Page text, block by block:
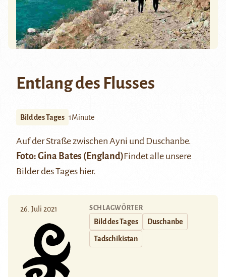
Entlang des Flusses
Bild des Tages 1Minute
Auf der Straße zwischen Ayni und Duschanbe.
Foto: Gina Bates (England)Findet alle unsere
Bilder des Tages hier.
26. Juli 2021 SCHLAGWÖRTER
Bild des Tages Duschanbe
Tadschikistan